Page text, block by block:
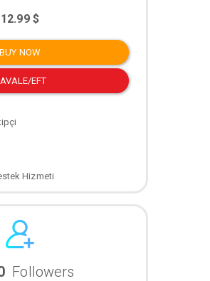
12.99 $
BUY NOW
EFT
Hizmeti
Followers